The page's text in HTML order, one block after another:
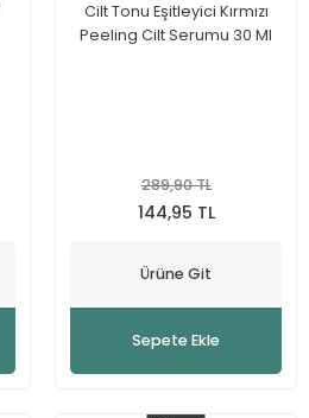
Cilt Tonu Eşitleyici Kırmızı
Peeling Cilt Serumu 30 Ml
289,90 TL
144,95 TL
Ürüne Git
Sepete Ekle